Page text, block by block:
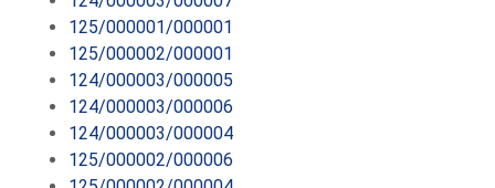
125/000001/000001
125/000002/000001
124/000003/000005
124/000003/000006
124/000003/000004
125/000002/000006